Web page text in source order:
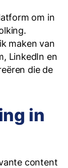
om in
maken van
LinkedIn en
die de
in
content